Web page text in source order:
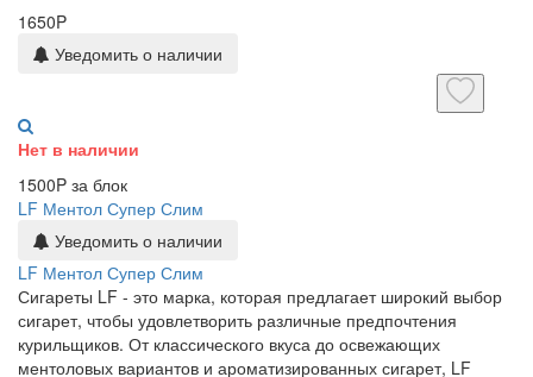
1650P
Уведомить о наличии
Нет в наличии
1500P за блок
LF Ментол Супер Слим
Уведомить о наличии
LF Ментол Супер Слим
Сигареты LF - это марка, которая предлагает широкий выбор
сигарет, чтобы удовлетворить различные предпочтения
курильщиков. От классического вкуса до освежающих
ментоловых вариантов и ароматизированных сигарет, LF